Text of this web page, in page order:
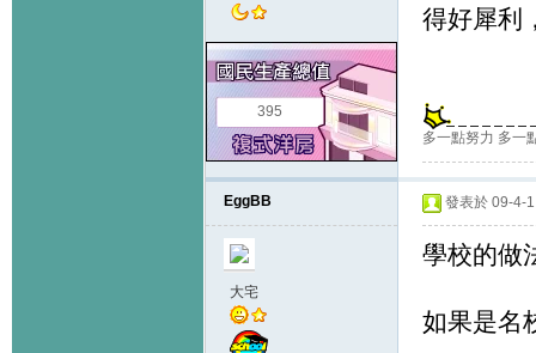
395
得好犀利
多一點努力 多一
EggBB
大宅
發表於 09-4-
學校的做
如果是名